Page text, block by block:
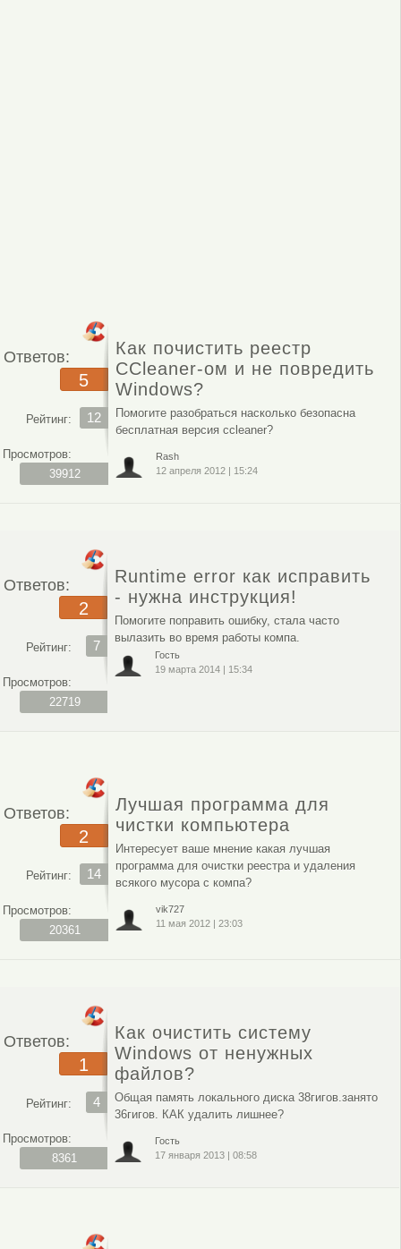
Ответов:
5
Рейтинг: 12
Просмотров:
39912
Как почистить реестр
CCleaner-ом и не повредить
Windows?
Помогите разобраться насколько безопасна
бесплатная версия ccleaner?
Rash
12 апреля 2012| 15:24
Ответов:
2
Рейтинг: 7
Просмотров:
22719
Runtime error как исправить
- нужна инструкция!
Помогите поправить ошибку, стала часто
вылазить во время работы компа.
Гость
19 марта 2014 | 15:34
Ответов:
2
Рейтинг: 14
Просмотров:
20361
Лучшая программа для
чистки компьютера
Интересует ваше мнение какая лучшая
программа для очистки реестра и удаления
всякого мусора с компа?
vik727
11 мая 2012| 23:03
Ответов:
1
Рейтинг: 4
Просмотров:
8361
Как очистить систему
Windows от ненужных
файлов?
Общая память локального диска 38гигов.занято
36гигов. КАК удалить лишнее?
Гость
17 января 2013 |08:58